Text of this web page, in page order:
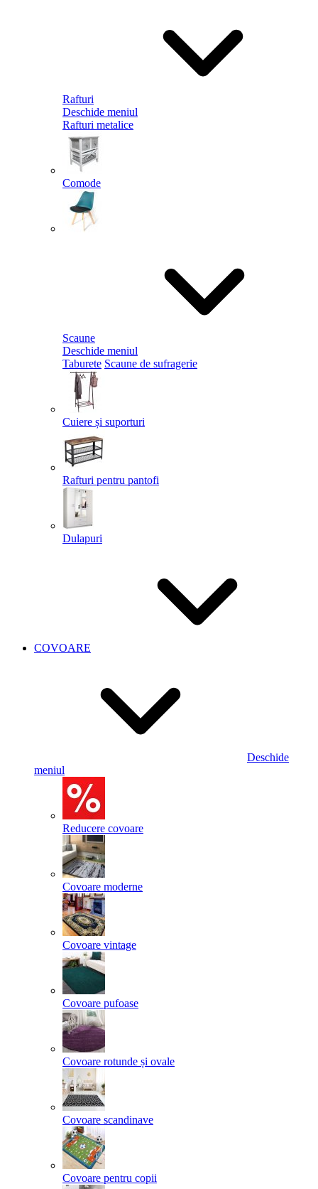
Rafturi
Deschide meniul
Rafturi metalice
Comode
Scaune
Deschide meniul
Taburete Scaune de sufragerie
Cuiere și suporturi
Rafturi pentru pantofi
Dulapuri
COVOARE
Deschide
meniul
Reducere covoare
Covoare moderne
Covoare vintage
Covoare pufoase
Covoare rotunde și ovale
Covoare scandinave
Covoare pentru copii